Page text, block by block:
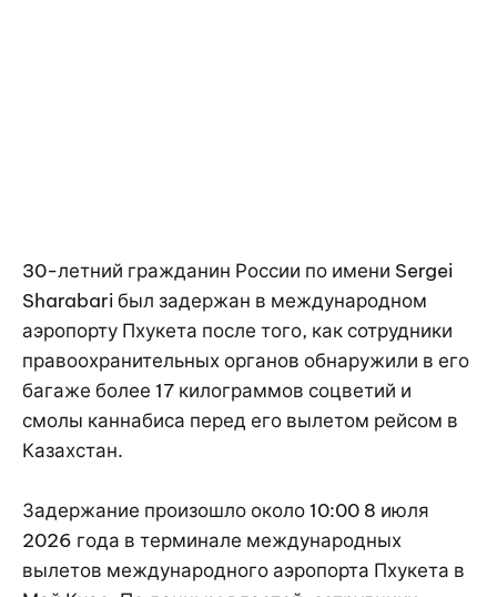
30-летний гражданин России по имени Sergei
Sharabari был задержан в международном
аэропорту Пхукета после того, как сотрудники
правоохранительных органов обнаружили в его
багаже более 17 килограммов соцветий и
смолы каннабиса перед его вылетом рейсом в
Казахстан.
Задержание произошло около 10:00 8 июля
2026 года в терминале международных
вылетов международного аэропорта Пхукета в